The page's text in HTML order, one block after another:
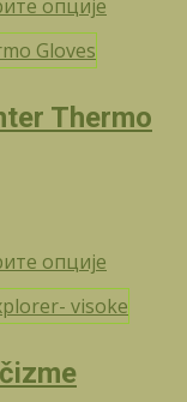
опције
на
Thermo
опције
има